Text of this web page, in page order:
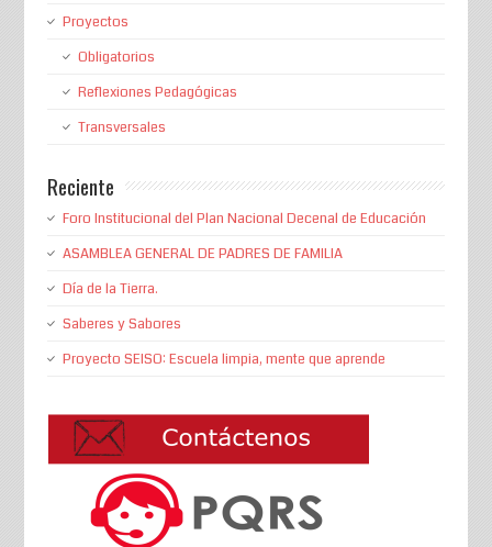
Proyectos
Obligatorios
Reflexiones Pedagógicas
Transversales
Reciente
Foro Institucional del Plan Nacional Decenal de Educación
ASAMBLEA GENERAL DE PADRES DE FAMILIA
Día de la Tierra.
Saberes y Sabores
Proyecto SEISO: Escuela limpia, mente que aprende